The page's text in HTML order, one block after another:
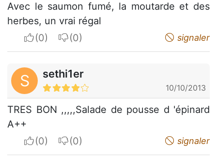
Avec le saumon fumé, la moutarde et des
herbes, un vrai régal
I apreciateI do not appreciate signaler
S sethi1er
10/10/2013
TRES BON ,,,,,Salade de pousse d 'épinard
A++
I apreciateI do not appreciate signaler